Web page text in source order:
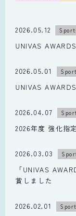
2026.05.12
UNIVAS
2026.05.01
UNIVAS
2026.04.07
2026年度 強化指
2026.03.03
「UNIVAS
賞しました
2026.02.01